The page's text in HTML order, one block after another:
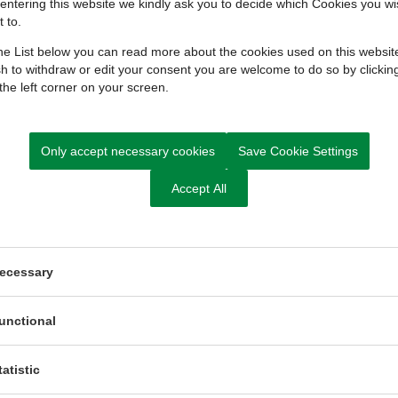
(pdf)
this website we kindly ask you to decide which Cookies you
to.
List below you can read more about the cookies used on this
to withdraw or edit your consent you are welcome to do so by
left corner on your screen.
Only accept necessary cookies Save Cookie Settings
Accept All